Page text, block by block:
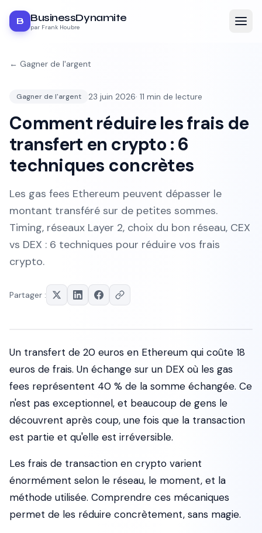
B BusinessDynamite
par Frank Houbre
← Gagner de l'argent
Gagner de l'argent 23 juin 2026· 11 min de lecture
Comment réduire les frais de
transfert en crypto : 6
techniques concrètes
Les gas fees Ethereum peuvent dépasser le
montant transféré sur de petites sommes.
Timing, réseaux Layer 2, choix du bon réseau, CEX
vs DEX : 6 techniques pour réduire vos frais
crypto.
Partager :
Un transfert de 20 euros en Ethereum qui coûte 18
euros de frais. Un échange sur un DEX où les gas
fees représentent 40 % de la somme échangée. Ce
n'est pas exceptionnel, et beaucoup de gens le
découvrent après coup, une fois que la transaction
est partie et qu'elle est irréversible.
Les frais de transaction en crypto varient
énormément selon le réseau, le moment, et la
méthode utilisée. Comprendre ces mécaniques
permet de les réduire concrètement, sans magie.